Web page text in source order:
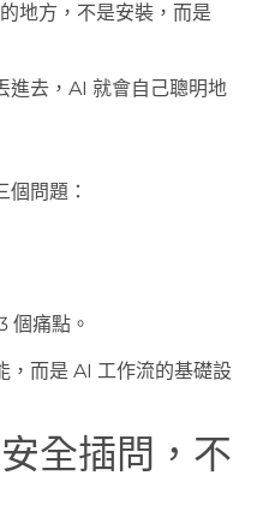
地方，不是安裝，而是
進去，AI 就會自己聰明地
問題：
個痛點。
，而是 AI 工作流的基礎設
全插問，不